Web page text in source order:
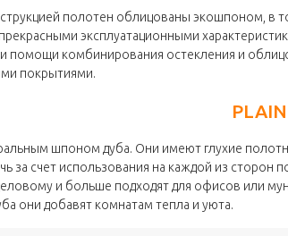
полотен облицованы экошпоном,
эксплуатационными
помощи комбинирования остекления и
покрытиями.
PLAIN
шпоном дуба. Они имеют глухие
за счет использования на каждой из
и больше подходят для офисов или
они добавят комнатам тепла и уюта.